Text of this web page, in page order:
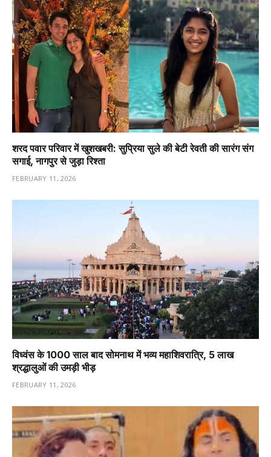
शरद पवार परिवार में खुशखबरी: सुप्रिया सुले की बेटी रेवती की सारंग संग
सगाई, नागपुर से जुड़ा रिश्ता
FEBRUARY 11, 2026
विध्वंस के 1000 साल बाद सोमनाथ में भव्य महाशिवरात्रि, 5 लाख
श्रद्धालुओं की उमड़ी भीड़
FEBRUARY 11, 2026